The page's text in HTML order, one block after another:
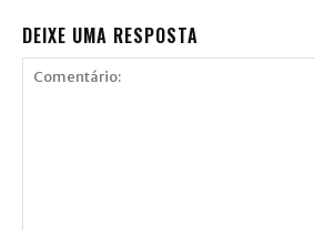
DEIXE UMA RESPOSTA